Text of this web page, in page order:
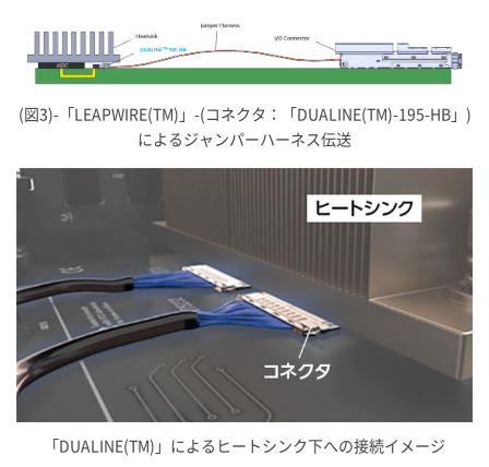
(図3)-「LEAPWIRE(TM)」-(コネクタ：「DUALINE(TM)-195-HB」)
によるジャンパーハーネス伝送
「DUALINE(TM)」によるヒートシンク下への接続イメージ